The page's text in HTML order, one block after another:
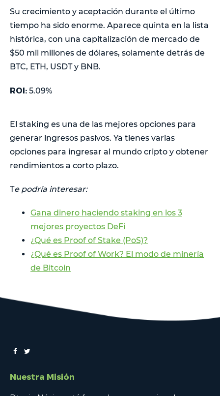
Su crecimiento y aceptación durante el último
tiempo ha sido enorme. Aparece quinta en la lista
histórica, con una capitalización de mercado de
$50 mil millones de dólares, solamente detrás de
BTC, ETH, USDT y BNB.
ROI: 5.09%
El staking es una de las mejores opciones para
generar ingresos pasivos. Ya tienes varias
opciones para ingresar al mundo cripto y obtener
rendimientos a corto plazo.
Te podría interesar:
Gana dinero haciendo staking en los 3
mejores proyectos DeFi
¿Qué es Proof of Stake (PoS)?
¿Qué es Proof of Work? El modo de minería
de Bitcoin
Nuestra Misión